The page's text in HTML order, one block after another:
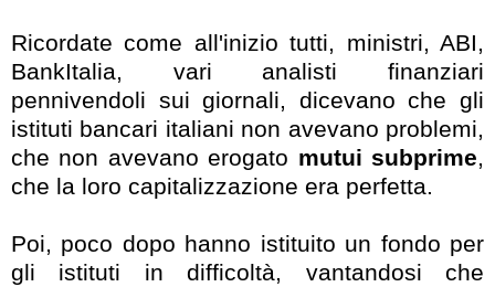
Ricordate come all'inizio tutti, ministri, ABI,
BankItalia, vari analisti finanziari
pennivendoli sui giornali, dicevano che gli
istituti bancari italiani non avevano problemi,
che non avevano erogato mutui subprime,
che la loro capitalizzazione era perfetta.
Poi, poco dopo hanno istituito un fondo per
gli istituti in difficoltà, vantandosi che